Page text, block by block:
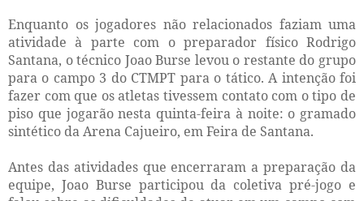
Enquanto os jogadores não relacionados faziam uma
atividade à parte com o preparador físico Rodrigo
Santana, o técnico Joao Burse levou o restante do grupo
para o campo 3 do CTMPT para o tático. A intenção foi
fazer com que os atletas tivessem contato com o tipo de
piso que jogarão nesta quinta-feira à noite: o gramado
sintético da Arena Cajueiro, em Feira de Santana.
Antes das atividades que encerraram a preparação da
equipe, Joao Burse participou da coletiva pré-jogo e